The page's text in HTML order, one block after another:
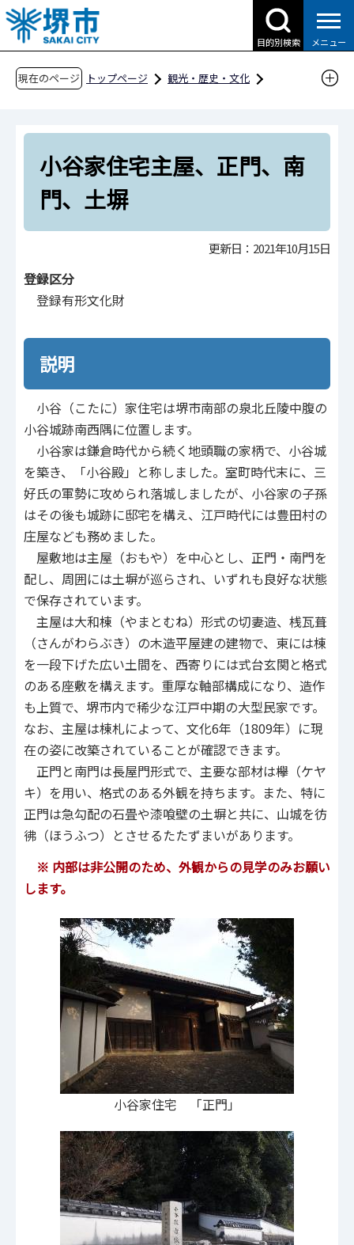
こ
の
ペ
目的別検索 メニュー
現在のページ トップページ
観光・歴史・文化
文化財登録制度 ～建物を活かし、文化を生かす
～
小谷家住宅主屋、正門、南門、土塀
小谷家住宅主屋、正門、南
門、土塀
更新日：2021年10月15日
登録区分
登録有形文化財
説明
小谷（こたに）家住宅は堺市南部の泉北丘陵中腹の
小谷城跡南西隅に位置します。
小谷家は鎌倉時代から続く地頭職の家柄で、小谷城
を築き、「小谷殿」と称しました。室町時代末に、三
好氏の軍勢に攻められ落城しましたが、小谷家の子孫
はその後も城跡に邸宅を構え、江戸時代には豊田村の
庄屋なども務めました。
屋敷地は主屋（おもや）を中心とし、正門・南門を
配し、周囲には土塀が巡らされ、いずれも良好な状態
で保存されています。
主屋は大和棟（やまとむね）形式の切妻造、桟瓦葺
（さんがわらぶき）の木造平屋建の建物で、東には棟
を一段下げた広い土間を、西寄りには式台玄関と格式
のある座敷を構えます。重厚な軸部構成になり、造作
も上質で、堺市内で稀少な江戸中期の大型民家です。
なお、主屋は棟札によって、文化6年（1809年）に現
在の姿に改築されていることが確認できます。
正門と南門は長屋門形式で、主要な部材は欅（ケヤ
キ）を用い、格式のある外観を持ちます。また、特に
正門は急勾配の石畳や漆喰壁の土塀と共に、山城を彷
彿（ほうふつ）とさせるたたずまいがあります。
※ 内部は非公開のため、外観からの見学のみお願い
します。
小谷家住宅 「正門」